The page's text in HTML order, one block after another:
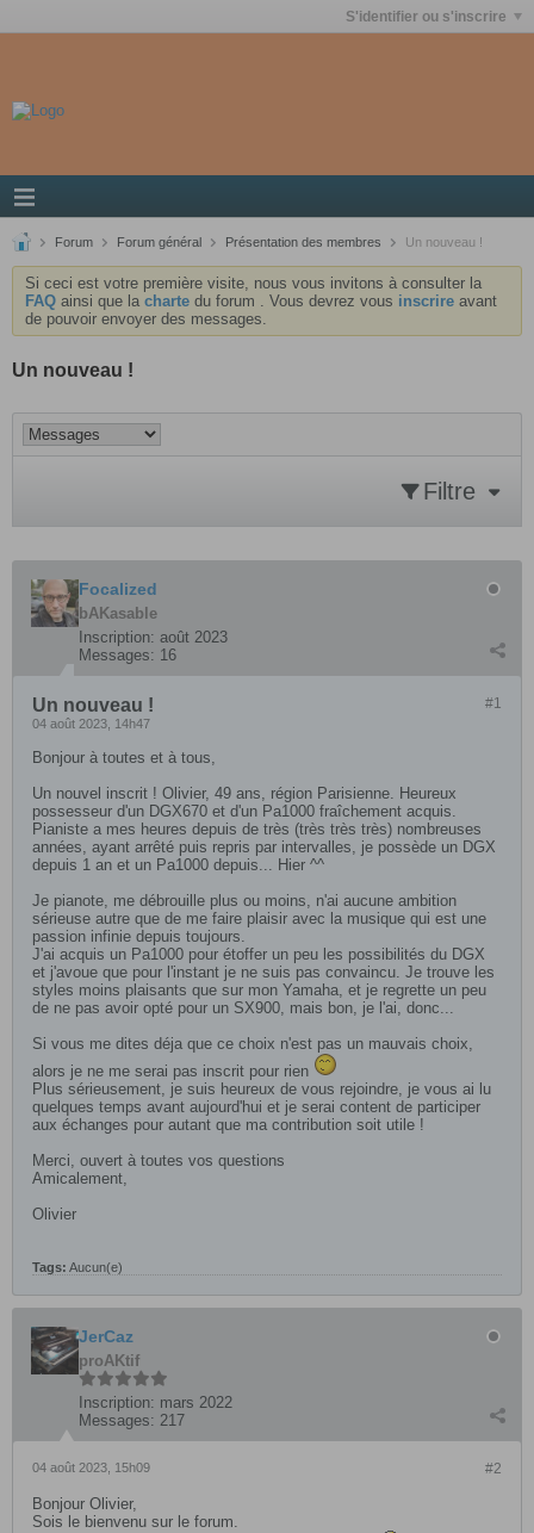
S'identifier ou s'inscrire
Forum Forum général Présentation des membres Un nouveau !
Si ceci est votre première visite, nous vous invitons à consulter la
FAQ ainsi que la charte du forum . Vous devrez vous inscrire avant
de pouvoir envoyer des messages.
Un nouveau !
Filtre
Focalized
bAKasable
Inscription: août 2023
Messages: 16
#1
Un nouveau !
04 août 2023, 14h47
Bonjour à toutes et à tous,
Un nouvel inscrit ! Olivier, 49 ans, région Parisienne. Heureux
possesseur d'un DGX670 et d'un Pa1000 fraîchement acquis.
Pianiste a mes heures depuis de très (très très très) nombreuses
années, ayant arrêté puis repris par intervalles, je possède un DGX
depuis 1 an et un Pa1000 depuis... Hier ^^
Je pianote, me débrouille plus ou moins, n'ai aucune ambition
sérieuse autre que de me faire plaisir avec la musique qui est une
passion infinie depuis toujours.
J'ai acquis un Pa1000 pour étoffer un peu les possibilités du DGX
et j'avoue que pour l'instant je ne suis pas convaincu. Je trouve les
styles moins plaisants que sur mon Yamaha, et je regrette un peu
de ne pas avoir opté pour un SX900, mais bon, je l'ai, donc...
Si vous me dites déja que ce choix n'est pas un mauvais choix,
alors je ne me serai pas inscrit pour rien
Plus sérieusement, je suis heureux de vous rejoindre, je vous ai lu
quelques temps avant aujourd'hui et je serai content de participer
aux échanges pour autant que ma contribution soit utile !
Merci, ouvert à toutes vos questions
Amicalement,
Olivier
Tags: Aucun(e)
JerCaz
proAKtif
Inscription: mars 2022
Messages: 217
#2
04 août 2023, 15h09
Bonjour Olivier,
Sois le bienvenu sur le forum.